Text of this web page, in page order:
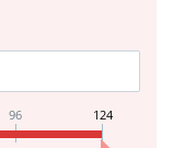
96 124